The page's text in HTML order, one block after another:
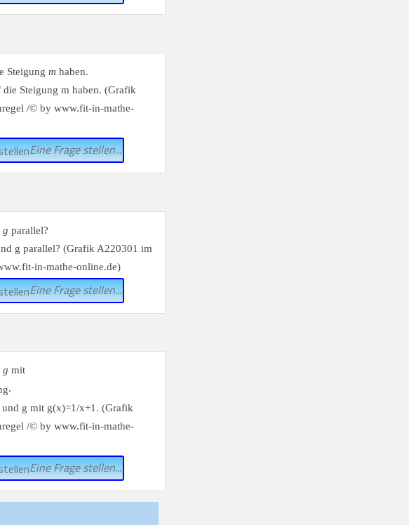
Steigung m haben.
Eine Frage stellen...
g parallel?
Eine Frage stellen...
g mit
.
Eine Frage stellen...